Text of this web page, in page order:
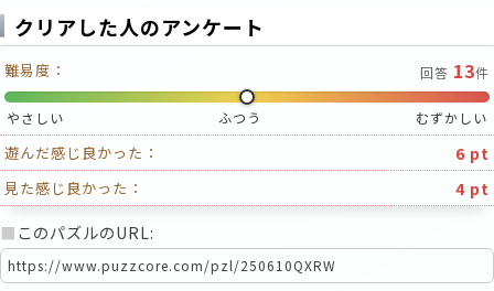
クリアした人のアンケート
難易度： 回答 13件
やさしい ふつう むずかしい
遊んだ感じ良かった： 6 pt
見た感じ良かった：
4 pt
■ このパズルのURL: